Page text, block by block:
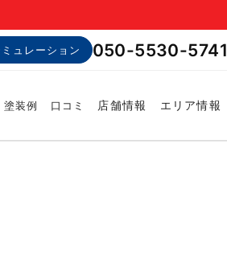
ュレーション 050-5530-5741
塗装例 口コミ 店舗情報 エリア情報